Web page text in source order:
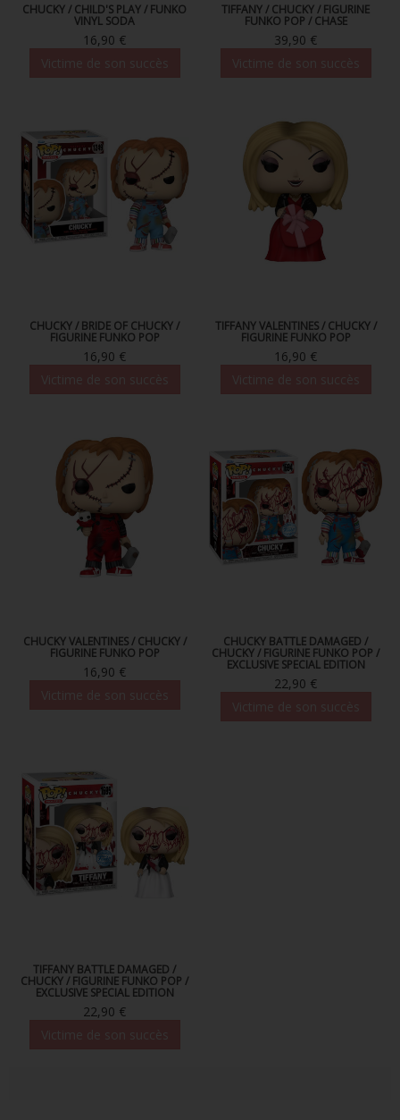
CHUCKY / CHILD'S PLAY / FUNKO
VINYL SODA
16,90 €
TIFFANY / CHUCKY / FIGURINE
FUNKO POP / CHASE
39,90 €
CHUCKY / BRIDE OF CHUCKY /
FIGURINE FUNKO POP
16,90 €
TIFFANY VALENTINES / CHUCKY /
FIGURINE FUNKO POP
16,90 €
CHUCKY VALENTINES / CHUCKY /
FIGURINE FUNKO POP
16,90 €
CHUCKY BATTLE DAMAGED /
CHUCKY / FIGURINE FUNKO POP /
EXCLUSIVE SPECIAL EDITION
22,90 €
TIFFANY BATTLE DAMAGED /
CHUCKY / FIGURINE FUNKO POP /
EXCLUSIVE SPECIAL EDITION
22,90 €